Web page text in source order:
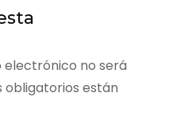
electrónico no será
obligatorios están